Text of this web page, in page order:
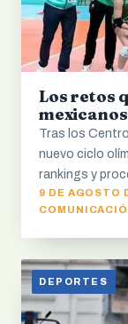
Los retos
Tras los
nuevo ciclo
rankings y
9 DE AGOSTO
DEPORTES